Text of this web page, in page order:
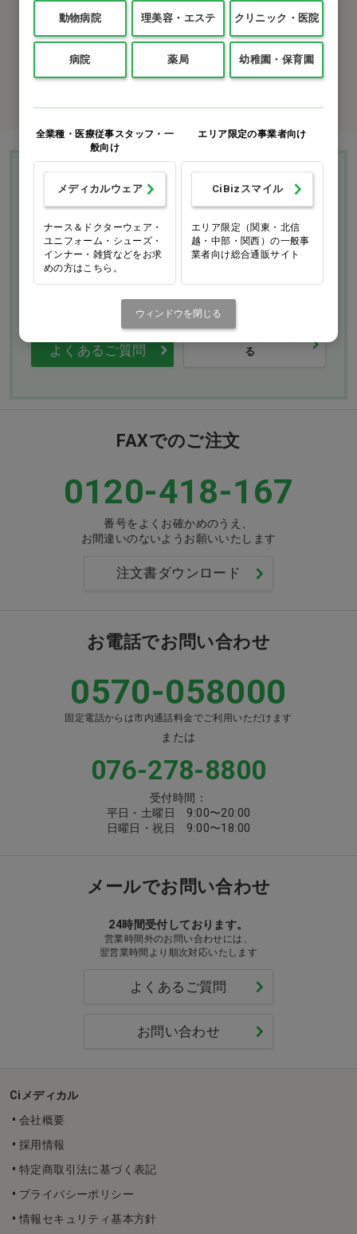
カタログをご利用のお客様
Ciモール ウェブ通販のご利用ガイド・ヘル
お支払いについて 送料について
返品・交換につい
修理・保証につい
よくあるご質問
る
FAXでのご注文
0120-418-167
番号をよくお確かめのうえ、
お間違いのないようお願いいたします
注文書ダウンロード
お電話でお問い合わせ
0570-058000
固定電話からは市内通話料金でご利用いただけます
または
076-278-8800
受付時間：
平日・土曜日 9:00〜20:00
日曜日・祝日 9:00〜18:00
メールでお問い合わせ
24時間受付しております。
営業時間外のお問い合わせには、
翌営業時間より順次対応いたします
よくあるご質問
お問い合わせ
Ciメディカル
会社概要
採用情報
特定商取引法に基づく表記
プライバシーポリシー
情報セキュリティ基本方針
動物病院 理美容・エステ クリニック・医院
病院 薬局 幼稚園・保育園
全業種・医療従事スタッフ・一
般向け
メディカルウェア
ナース＆ドクターウェア・
ユニフォーム・シューズ・
インナー・雑貨などをお求
めの方はこちら。
エリア限定の事業者向け
CiBizスマイル
エリア限定（関東・北信
越・中部・関西）の一般事
業者向け総合通販サイト
ウィンドウを閉じる